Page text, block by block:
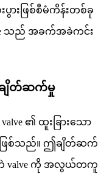
ားဖြစ်စီမံကိန်းတစ်ခု
သည် အခက်အခဲကင်း
ျိတ်ဆက်မှု
၏ ထူးခြားသော
းဖြစ်သည်။ ဤချိတ်ဆက်
valve ကို အလွယ်တကူ